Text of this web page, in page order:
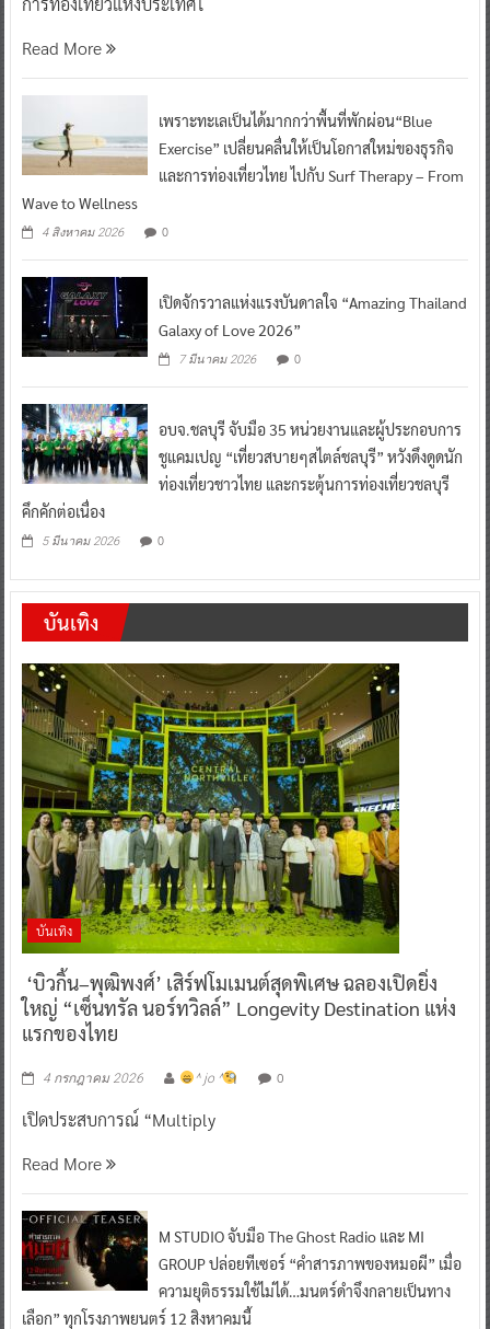
Read More
เพราะทะเลเป็นได้มากกว่าพื้นที่พักผ่อน“Blue
Exercise” เปลี่ยนคลื่นให้เป็นโอกาสใหม่ของธุรกิจ
และการท่องเที่ยวไทย ไปกับ Surf Therapy – From
Wave to Wellness
4 สิงหาคม 2026 0
เปิดจักรวาลแห่งแรงบันดาลใจ “Amazing Thailand
Galaxy of Love 2026”
7 มีนาคม 2026 0
อบจ.ชลบุรี จับมือ 35 หน่วยงานและผู้ประกอบการ
ชูแคมเปญ “เที่ยวสบายๆสไตล์ชลบุรี” หวังดึงดูดนัก
ท่องเที่ยวชาวไทย และกระตุ้นการท่องเที่ยวชลบุรี
คึกคักต่อเนื่อง
5 มีนาคม 2026 0
บันเทิง
บันเทิง
‘บิวกิ้น–พุฒิพงศ์’ เสิร์ฟโมเมนต์สุดพิเศษ ฉลองเปิดยิ่ง
ใหญ่ “เซ็นทรัล นอร์ทวิลล์” Longevity Destination แห่ง
แรกของไทย
4 กรกฎาคม 2026 ^ jo ^ 0
เปิดประสบการณ์ “Multiply
Read More
M STUDIO จับมือ The Ghost Radio และ MI
GROUP ปล่อยทีเซอร์ “คำสารภาพของหมอผี” เมื่อ
ความยุติธรรมใช้ไม่ได้…มนตร์ดำจึงกลายเป็นทาง
เลือก” ทุกโรงภาพยนตร์ 12 สิงหาคมนี้